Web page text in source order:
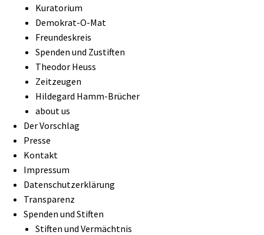
Kuratorium
Demokrat-O-Mat
Freundeskreis
Spenden und Zustiften
Theodor Heuss
Zeitzeugen
Hildegard Hamm-Brücher
about us
Der Vorschlag
Presse
Kontakt
Impressum
Datenschutzerklärung
Transparenz
Spenden und Stiften
Stiften und Vermächtnis